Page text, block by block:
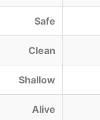
Safe
Clean
Shallow
Alive